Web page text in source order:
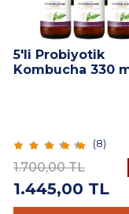
5'li Probiyotik
Kombucha 330
1.700,00TL
1.445,00 TL
(8)